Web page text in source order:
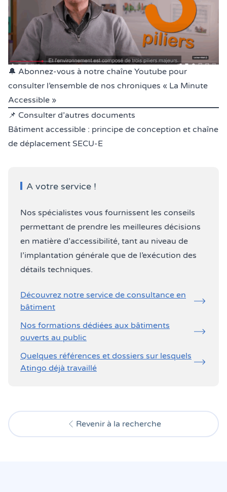
🔔 Abonnez-vous à notre chaîne Youtube pour
consulter l’ensemble de nos chroniques « La Minute
Accessible »
📌 Consulter d’autres documents
Bâtiment accessible : principe de conception et chaîne
de déplacement SECU-E
A votre service !
Nos spécialistes vous fournissent les conseils
permettant de prendre les meilleures décisions
en matière d’accessibilité, tant au niveau de
l’implantation générale que de l’exécution des
détails techniques.
Découvrez notre service de consultance en
bâtiment
Nos formations dédiées aux bâtiments
ouverts au public
Quelques références et dossiers sur lesquels
Atingo déjà travaillé
Revenir à la recherche